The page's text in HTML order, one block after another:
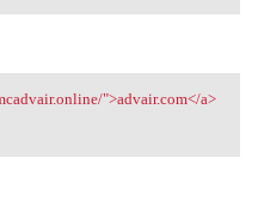
">advair.com</a>